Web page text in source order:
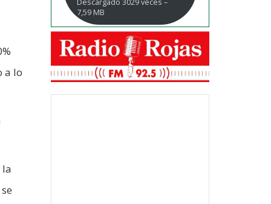
a lo
7,59 MB